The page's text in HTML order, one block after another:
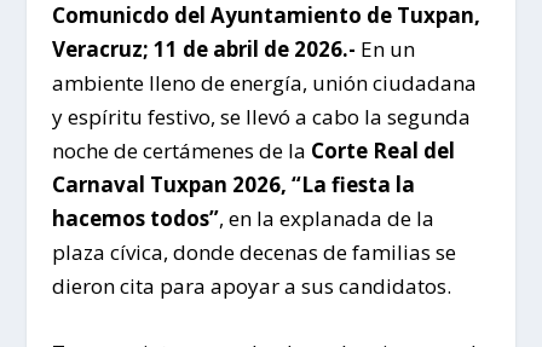
Comunicdo del Ayuntamiento de Tuxpan,
Veracruz; 11 de abril de 2026.- En un
ambiente lleno de energía, unión ciudadana
y espíritu festivo, se llevó a cabo la segunda
noche de certámenes de la Corte Real del
Carnaval Tuxpan 2026, “La fiesta la
hacemos todos”, en la explanada de la
plaza cívica, donde decenas de familias se
dieron cita para apoyar a sus candidatos.